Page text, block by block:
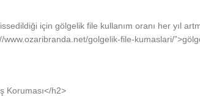
için gölgelik file kullanım oranı her yıl
golgelik-file-kumaslari/
Koruması</h2>